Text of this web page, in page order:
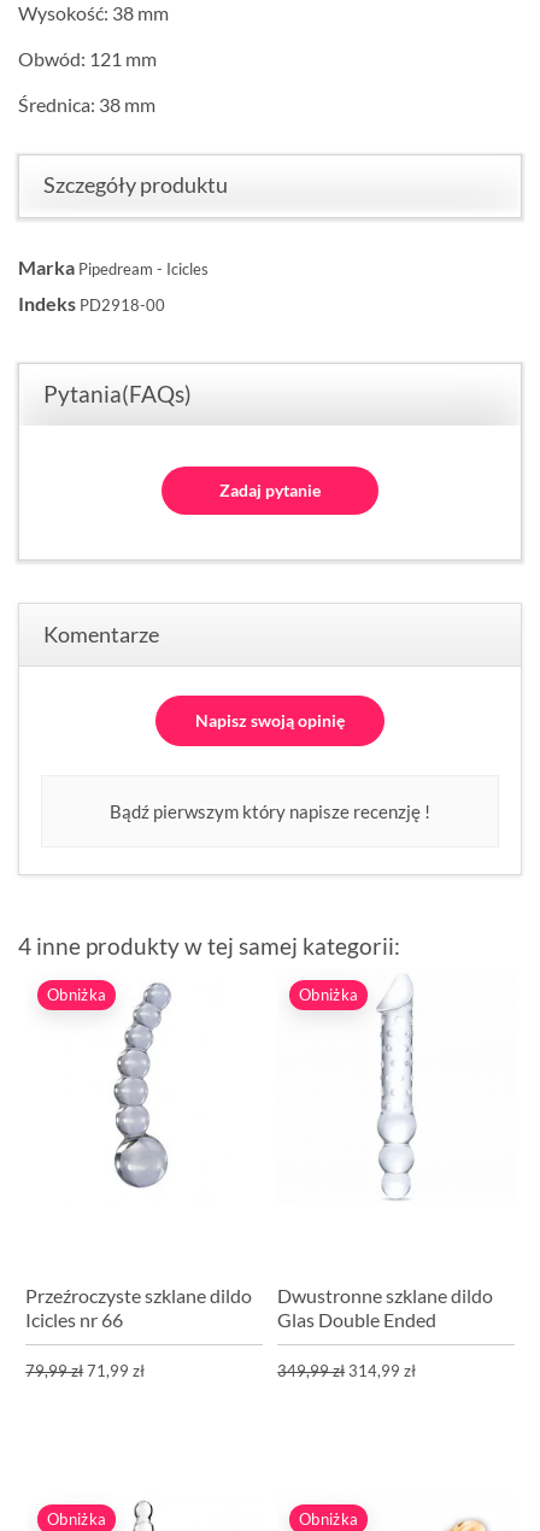
Wysokość: 38 mm
Obwód: 121 mm
Średnica: 38 mm
Szczegóły produktu
Marka Pipedream - Icicles
Indeks PD2918-00
Pytania(FAQs)
Zadaj pytanie
Komentarze
Napisz swoją opinię
Bądź pierwszym który napisze recenzję !
4 inne produkty w tej samej kategorii:
Obniżka
Przeźroczyste szklane dildo
Icicles nr 66
79,99 zł71,99 zł
Obniżka
Dwustronne szklane dildo
Glas Double Ended
349,99 zł314,99 zł
Obniżka Obniżka